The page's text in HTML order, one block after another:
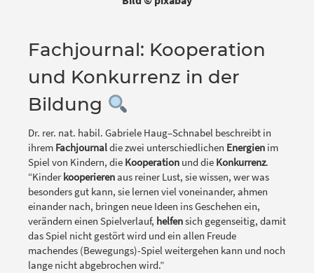
Fachjournal: Kooperation
und Konkurrenz in der
Bildung
Dr. rer. nat. habil. Gabriele Haug–Schnabel beschreibt in
ihrem Fachjournaldie zwei unterschiedlichen Energien im
Spiel von Kindern, die Kooperation und die Konkurrenz.
“Kinderkooperierenaus reiner Lust, sie wissen, wer was
besonders gut kann, sie lernen viel voneinander, ahmen
einander nach, bringen neue Ideen ins Geschehen ein,
verändern einen Spielverlauf, helfensich gegenseitig, damit
das Spiel nicht gestört wird und ein allen Freude
machendes (Bewegungs)-Spiel weitergehen kann und noch
lange nicht abgebrochen wird.”